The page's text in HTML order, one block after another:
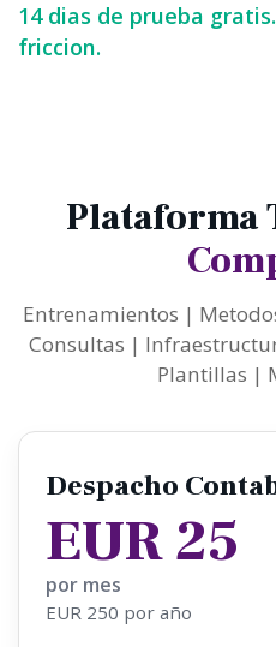
14 dias de prueba
friccion.
Plataforma
Entrenamientos |
Consultas |
Plantillas |
Despacho
EUR 25
por mes
EUR 250 por año